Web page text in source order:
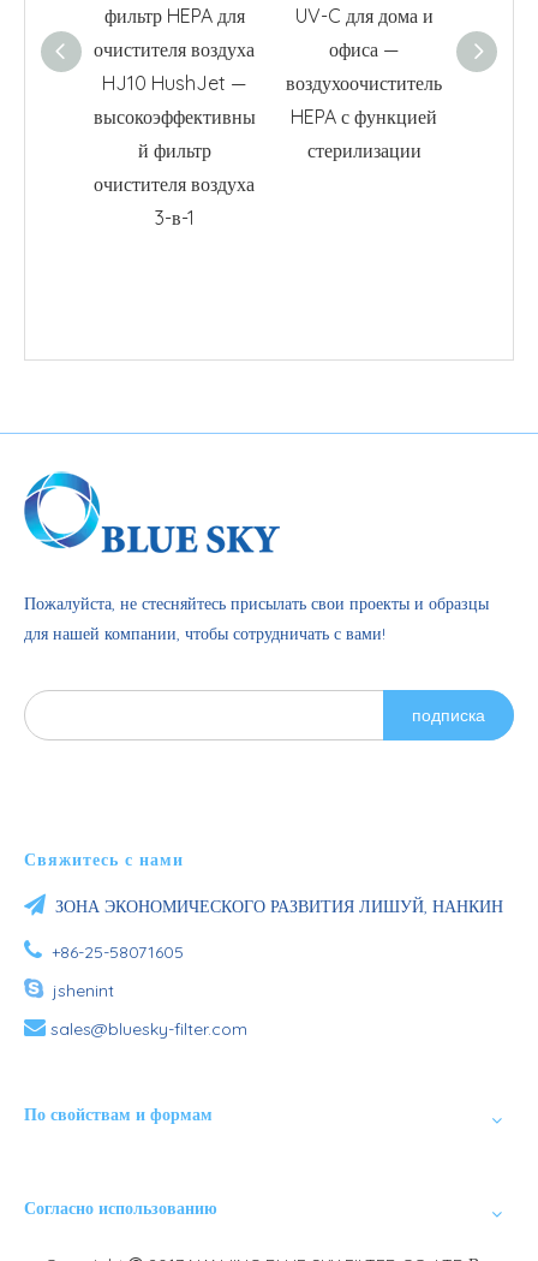
фильтр HEPA для
очистителя воздуха
HJ10 HushJet —
высокоэффективны
й фильтр
очистителя воздуха
3-в-1
UV-C для дома и
офиса —
воздухоочиститель
HEPA с функцией
стерилизации
Пожалуйста, не стесняйтесь присылать свои проекты и образцы
для нашей компании, чтобы сотрудничать с вами!
подписка
Свяжитесь с нами
 ЗОНА ЭКОНОМИЧЕСКОГО РАЗВИТИЯ ЛИШУЙ, НАНКИН
 +86-25-58071605
 jshenint
 sales@bluesky-filter.com
По свойствам и формам
Согласно использованию